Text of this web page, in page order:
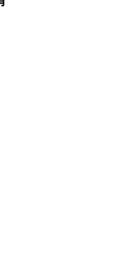
生化袭击应急发射演练